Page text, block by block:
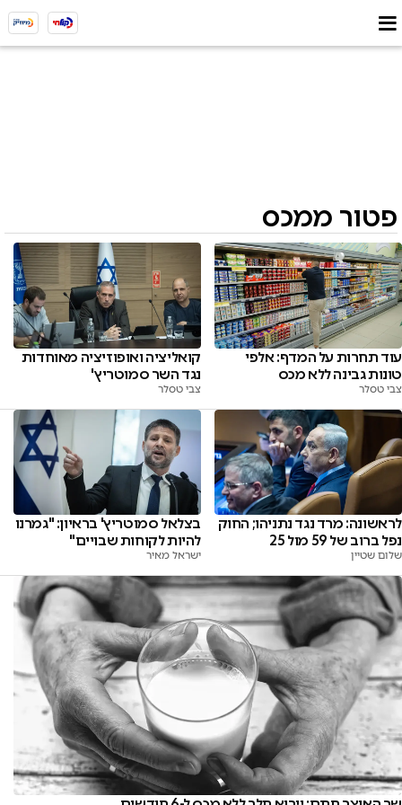
פטור ממכס
עוד תחרות על המדף: אלפי
טונות גבינה ללא מכס
צבי טסלר
קואליציה ואופוזיציה מאוחדות
נגד השר סמוטריץ'
צבי טסלר
לראשונה: מרד נגד נתניהו; החוק
נפל ברוב של 59 מול 25
שלום שטיין
בצלאל סמוטריץ' בראיון: "גמרנו
להיות לקוחות שבויים"
ישראל מאיר